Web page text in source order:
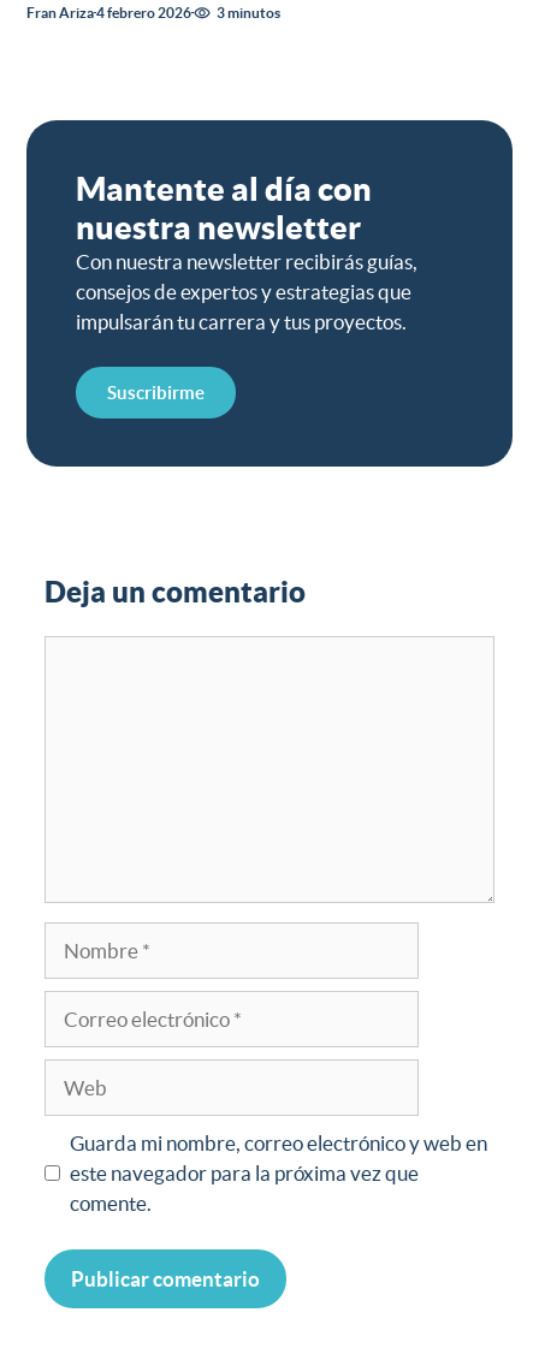
Fran Ariza4 febrero 2026 3 minutos
Mantente al día con
nuestra newsletter
Con nuestra newsletter recibirás guías,
consejos de expertos y estrategias que
impulsarán tu carrera y tus proyectos.
Suscribirme
Deja un comentario
Guarda mi nombre, correo electrónico y web en
este navegador para la próxima vez que
comente.